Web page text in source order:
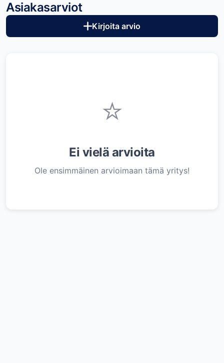
Asiakasarviot
Kirjoita arvio
⭐
Ei vielä arvioita
Ole ensimmäinen arvioimaan tämä yritys!